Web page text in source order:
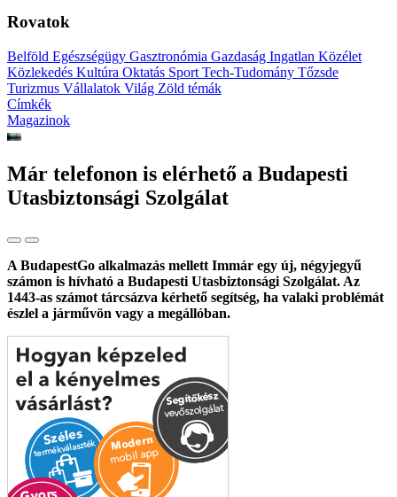
Rovatok
Belföld Egészségügy Gasztronómia Gazdaság Ingatlan Közélet
Közlekedés Kultúra Oktatás Sport Tech-Tudomány Tőzsde
Turizmus Vállalatok Világ Zöld témák
Címkék
Magazinok
Már telefonon is elérhető a Budapesti
Utasbiztonsági Szolgálat
A BudapestGo alkalmazás mellett Immár egy új, négyjegyű
számon is hívható a Budapesti Utasbiztonsági Szolgálat. Az
1443-as számot tárcsázva kérhető segítség, ha valaki problémát
észlel a járművön vagy a megállóban.